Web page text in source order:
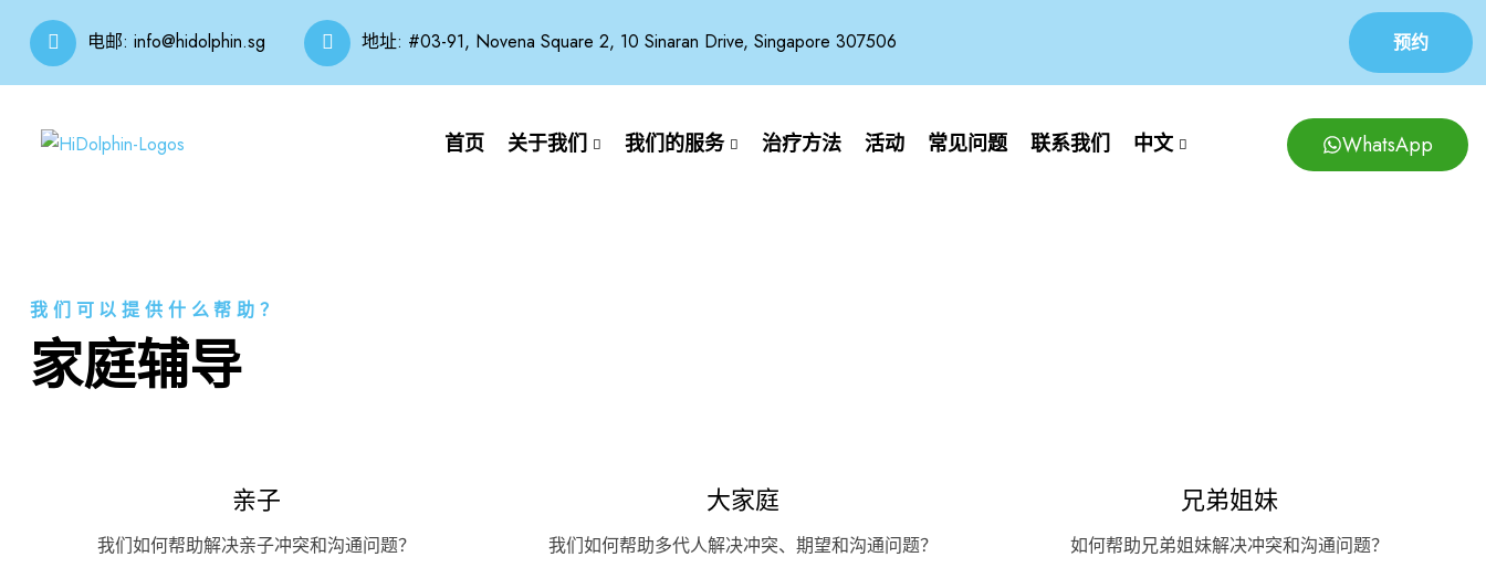
电邮: info@hidolphin.sg 地址: #03-91, Novena Square 2, 10 Sinaran Drive, Singapore 307506 预约
首页 关于我们 我们的服务 治疗方法 活动 常见问题 联系我们 中文 WhatsApp
我们可以提供什么帮助？
家庭辅导
亲子
我们如何帮助解决亲子冲突和沟通问题？
大家庭
我们如何帮助多代人解决冲突、期望和沟通问题？
兄弟姐妹
如何帮助兄弟姐妹解决冲突和沟通问题？